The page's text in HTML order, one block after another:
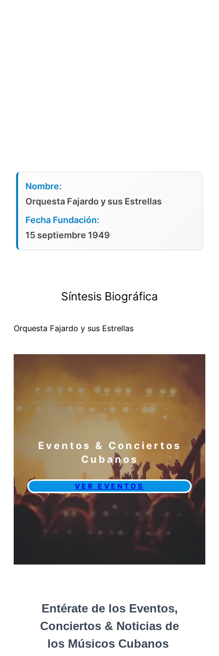
Nombre:
Orquesta Fajardo y sus Estrellas
Fecha Fundación:
15 septiembre 1949
Síntesis Biográfica
Orquesta Fajardo y sus Estrellas
Eventos & Conciertos
Cubanos
VER EVENTOS
Entérate de los Eventos,
Conciertos & Noticias de
los Músicos Cubanos